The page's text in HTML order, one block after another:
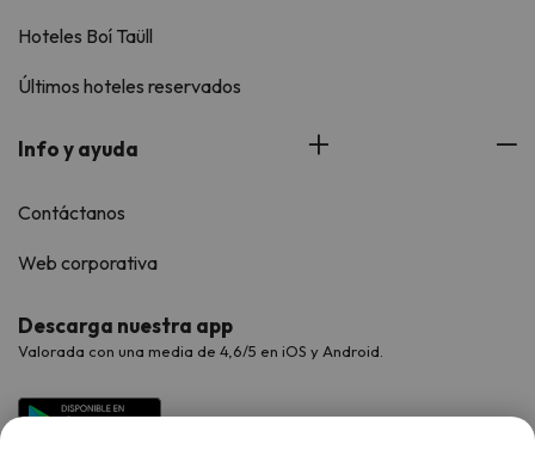
Hoteles Boí Taüll
Últimos hoteles reservados
Info y ayuda
Contáctanos
Web corporativa
Descarga nuestra app
Valorada con una media de 4,6/5 en iOS y Android.